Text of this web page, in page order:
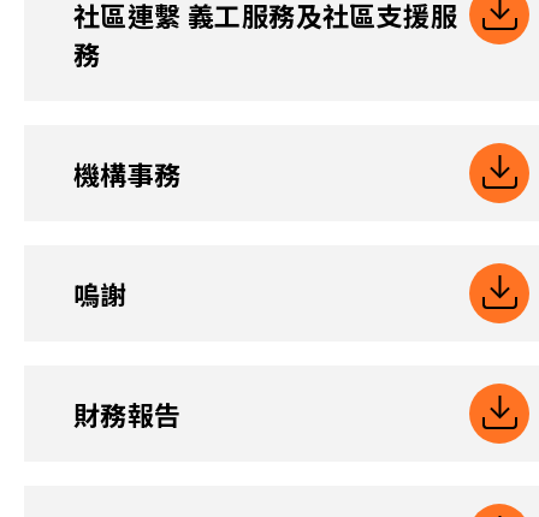
社區連繫 義工服務及社區支援服
務
機構事務
嗚謝
財務報告